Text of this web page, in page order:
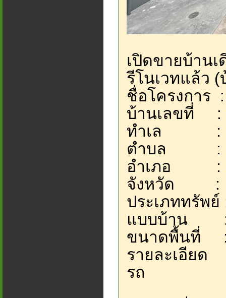
เปิดขายบ้าน
รีโนเวทแล้ว
ชื่อโครงการ
บ้านเลขที่ :
ทำเล : ห
ตำบล : ห
อำเภอ :
จังหวัด :
ประเภททรัพ
แบบบ้าน :
ขนาดพื้นที่ :
รายละเอีย
รถ